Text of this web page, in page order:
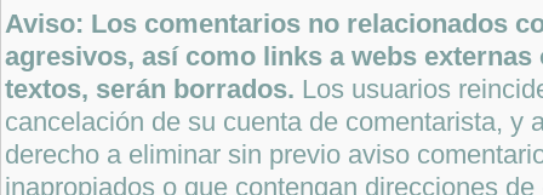
Aviso: Los comentarios no relacionados
agresivos, así como links a webs
textos, serán borrados. Los usuarios
cancelación de su cuenta de comentarista, y
derecho a eliminar sin previo aviso
inapropiados o que contengan direcciones